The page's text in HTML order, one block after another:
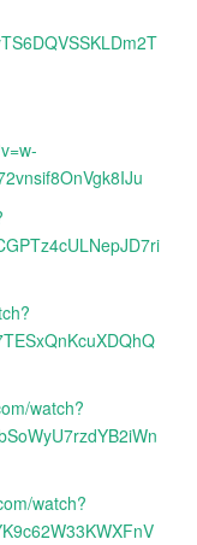
watch?
watch?